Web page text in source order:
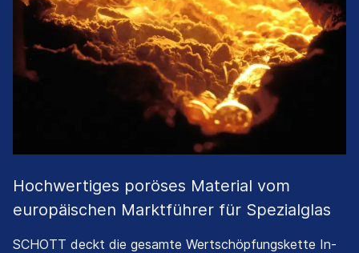
Hochwertiges poröses Material vom
europäischen Marktführer für Spezialglas
SCHOTT deckt die gesamte Wertschöpfungskette In-